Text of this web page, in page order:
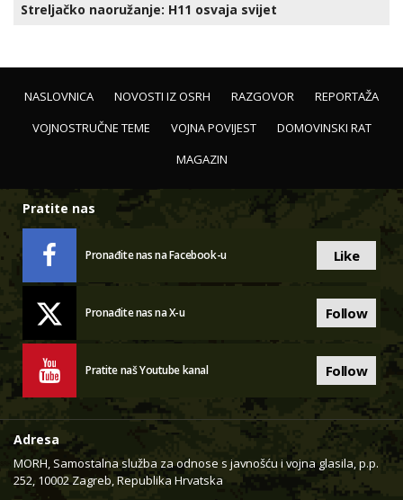
Streljačko naoružanje: H11 osvaja svijet
NASLOVNICA NOVOSTI IZ OSRH RAZGOVOR
REPORTAŽA
VOJNOSTRUČNE TEME
VOJNA POVIJEST
DOMOVINSKI RAT
MAGAZIN
Pratite nas
Pronađite nas na Facebook-u Like
Pronađite nas na X-u Follow
Pratite naš Youtube kanal Follow
Adresa
MORH, Samostalna služba za odnose s javnošću i vojna glasila, p.p.
252, 10002 Zagreb, Republika Hrvatska